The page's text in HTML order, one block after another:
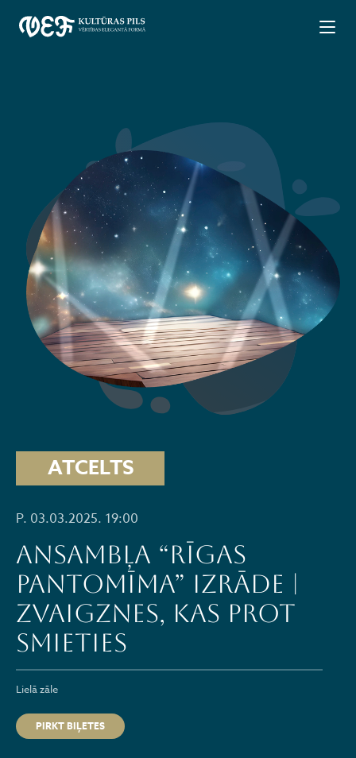
ATCELTS
P. 03.03.2025. 19:00
Ansambļa “RĪGAS
PANTOMĪMA” izrāde |
ZVAIGZNES, KAS PROT
SMIETIES
Lielā zāle
PIRKT BIĻETES